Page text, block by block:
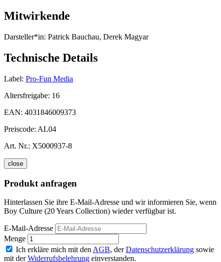
Mitwirkende
Darsteller*in: Patrick Bauchau, Derek Magyar
Technische Details
Label: Pro-Fun Media
Altersfreigabe: 16
EAN: 4031846009373
Preiscode: AL04
Art. Nr.: X5000937-8
close
Produkt anfragen
Hinterlassen Sie ihre E-Mail-Adresse und wir informieren Sie, wenn
Boy Culture (20 Years Collection) wieder verfügbar ist.
E-Mail-Adresse
Menge
Ich erkläre mich mit den AGB, derDatenschutzerklärung sowie
mit derWiderrufsbelehrung einverstanden.